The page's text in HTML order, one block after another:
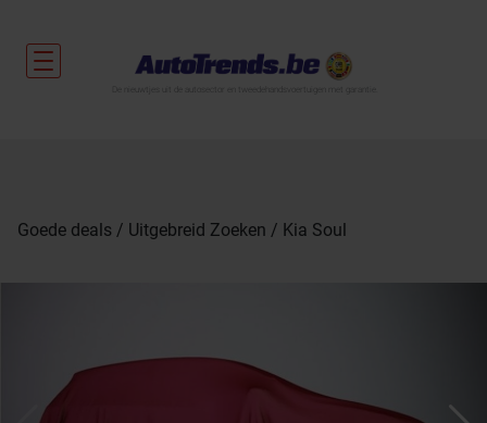
Goede deals Uitgebreid Zoeken Kia Soul